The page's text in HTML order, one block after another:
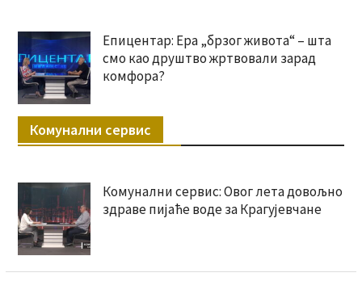
Епицентар: Ера „брзог живота“ – шта
смо као друштво жртвовали зарад
комфора?
Комунални сервис
Комунални сервис: Овог лета довољно
здраве пијаће воде за Крагујевчане